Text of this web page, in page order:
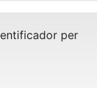
per